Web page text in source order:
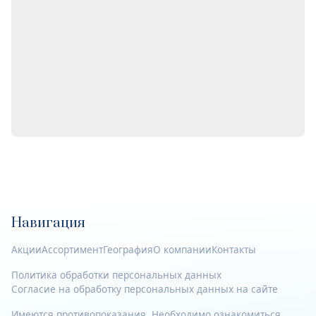
Навигация
АкцииАссортиментГеографияО компанииКонтакты
Политика обработки персональных данных
Согласие на обработку персональных данных на сайте